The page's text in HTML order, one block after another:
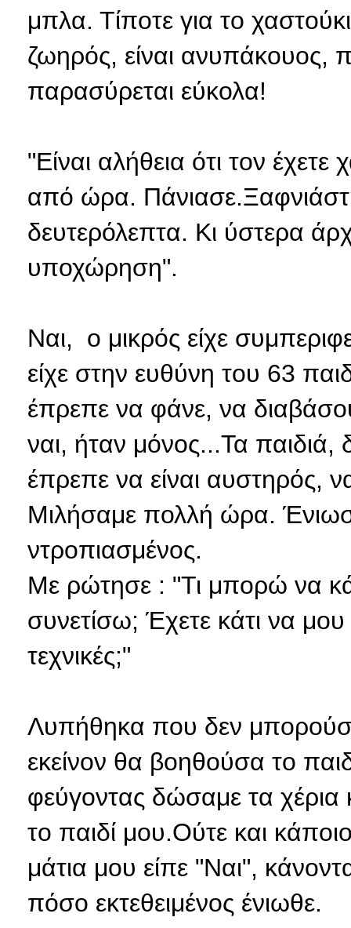
μπλα. Τίποτε για το
ζωηρός, είναι ανυπάκουος,
παρασύρεται εύκολα!
"Είναι αλήθεια ότι τον
από ώρα.
δευτερόλεπτα. Κι ύστερα
υποχώρηση".
Ναι, ο μικρός είχε
είχε στην ευθύνη του 63
έπρεπε να φάνε, να
ναι, ήταν μόνος...Τα παιδιά,
έπρεπε να είναι αυστηρός,
Μιλήσαμε πολλή ώρα.
ντροπιασμένος.
Με ρώτησε : "Τι μπορώ να
συνετίσω; Έχετε κάτι να μου
τεχνικές;"
Λυπήθηκα που δεν
εκείνον θα βοηθούσα το
φεύγοντας δώσαμε τα χέρια
το παιδί μου.Ούτε και
μάτια μου είπε "Ναι",
πόσο εκτεθειμένος ένιωθε.